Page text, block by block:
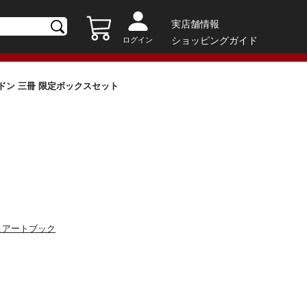
ログイン
実店舗情報
ショッピングガイド
ン 三冊 限定ボックスセット
ートブック